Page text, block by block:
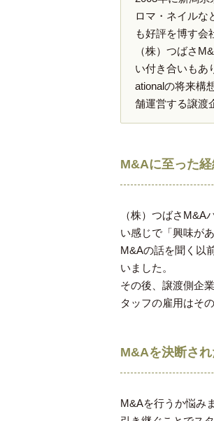
ロマ・ネイルな
も好評を博す会
（株）つばさ
い付き合いもあ
ationalの将来構
舗運営する譲渡
M&Aに至った経
（株）つばさ
い感じで「興味が
M&Aの話を聞く以
いました。
その後、譲渡側企
タッフの雇用はそ
M&Aを決断さ
M&Aを行うか悩み